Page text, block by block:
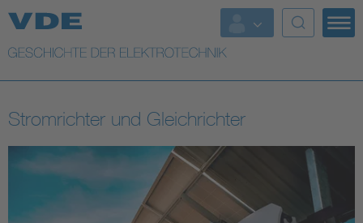
Top Themen
Weitere Themen
Stromrichter und Gleichrichter